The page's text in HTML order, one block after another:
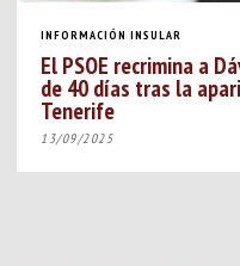
INFORMACIÓN INSULAR
El PSOE recrimina a
de 40 días tras la
Tenerife
13/09/2025